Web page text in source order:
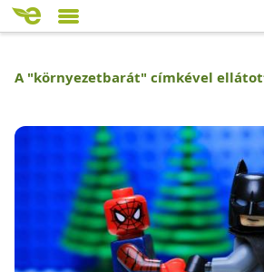
A "környezetbarát" címkével